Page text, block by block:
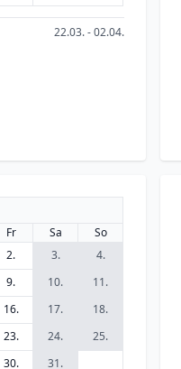
22.03. - 02.04.
Fr Sa
So
2. 3.
4.
9. 10.
11.
16. 17.
18.
23. 24.
25.
30. 31.